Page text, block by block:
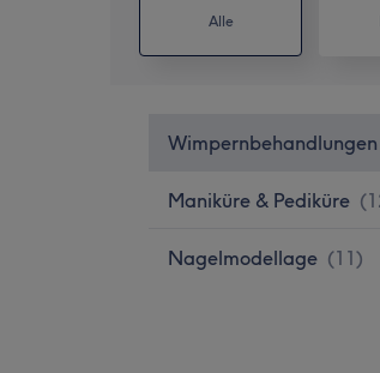
Alle
Wimpernbehandlungen
Maniküre & Pediküre (
Nagelmodellage (11)